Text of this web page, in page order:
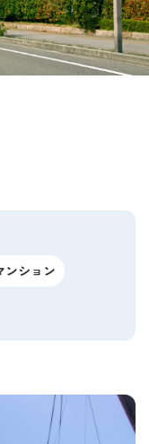
ンション